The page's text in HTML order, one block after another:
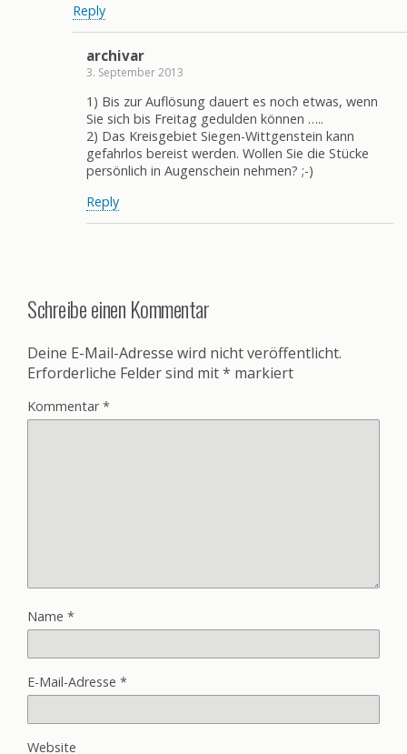
Reply
archivar
3. September 2013
1) Bis zur Auflösung dauert es noch etwas, wenn
Sie sich bis Freitag gedulden können …..
2) Das Kreisgebiet Siegen-Wittgenstein kann
gefahrlos bereist werden. Wollen Sie die Stücke
persönlich in Augenschein nehmen? ;-)
Reply
Schreibe einen Kommentar
Deine E-Mail-Adresse wird nicht veröffentlicht.
Erforderliche Felder sind mit* markiert
Kommentar*
Name *
E-Mail-Adresse *
Website